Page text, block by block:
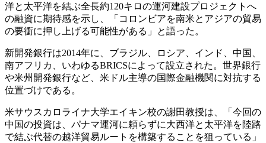
洋と太平洋を結ぶ全長約120キロの運河建設プロジェクトへ
の融資に期待感を示し、「コロンビアを南米とアジアの貿易
の要衝に押し上げる可能性がある」と語った。
新開発銀行は2014年に、ブラジル、ロシア、インド、中国、
南アフリカ、いわゆるBRICSによって設立された。世界銀行
や米州開発銀行など、米ドル主導の国際金融機関に対抗する
位置づけである。
米サウスカロライナ大学エイキン校の謝田教授は、「今回の
中国の投資は、パナマ運河に頼らずに大西洋と太平洋を陸路
で結ぶ代替の越洋貿易ルートを構築することを狙っている」